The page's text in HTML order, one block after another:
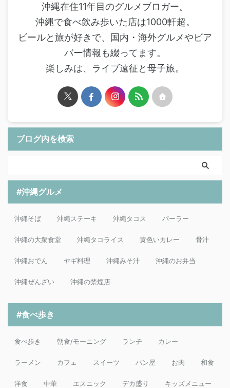
沖縄在住11年目のグルメブロガー。
沖縄で食べ飲み歩いた店は1000軒超。
ビールと旅が好きで、国内・海外グルメやビア
バー情報も綴ってます。
楽しみは、ライブ遠征と母子旅。
ブログ内を検索
#沖縄グルメ
沖縄そば 沖縄ステーキ 沖縄タコス パーラー
沖縄の大衆食堂 沖縄タコライス 黄色いカレー 骨汁
沖縄おでん ヤギ料理 沖縄みそ汁 沖縄のお弁当
沖縄ぜんざい 沖縄の禁煙店
#食べ歩き
食べ歩き 朝食/モーニング ランチ カレー
ラーメン カフェ スイーツ パン屋 お肉 和食
洋食 中華 エスニック デカ盛り キッズメニュー